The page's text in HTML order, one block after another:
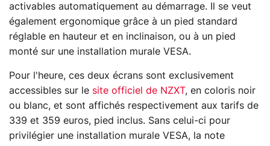
activables automatiquement au démarrage. Il se veut
également ergonomique grâce à un pied standard
réglable en hauteur et en inclinaison, ou à un pied
monté sur une installation murale VESA.
Pour l'heure, ces deux écrans sont exclusivement
accessibles sur le site officiel de NZXT, en coloris noir
ou blanc, et sont affichés respectivement aux tarifs de
339 et 359 euros, pied inclus. Sans celui-ci pour
privilégier une installation murale VESA, la note